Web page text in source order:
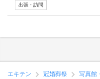
出張・訪問
エキテン 冠婚葬祭
写真館